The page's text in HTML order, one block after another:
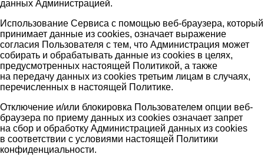
данных Администрацией.
Использование Сервиса с помощью веб-браузера, который
принимает данные из cookies, означает выражение
согласия Пользователя с тем, что Администрация может
собирать и обрабатывать данные из cookies в целях,
предусмотренных настоящей Политикой, а также
на передачу данных из cookies третьим лицам в случаях,
перечисленных в настоящей Политике.
Отключение и/или блокировка Пользователем опции веб-
браузера по приему данных из cookies означает запрет
на сбор и обработку Администрацией данных из cookies
в соответствии с условиями настоящей Политики
конфиденциальности.